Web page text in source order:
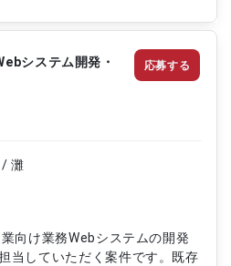
いただきます。 【作業内
調達管理、生産管理システムの
システムの調査および影響範
に伴う要件整理および設計書
、VB6を用いたプログラム改
Oracleデータベースを利用し
具合調査および改修対応 ・ユ
成および更新
システム開発・
/ 灘
業向け業務Webシステムの開発
当していただく案件です。既存
応募する